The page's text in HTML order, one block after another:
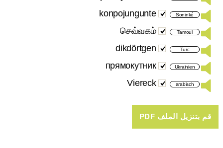
Soninké
konpojungunte
Tamoul
செவ்வகம்
Turc
dikdörtgen
Ukrainien
прямокутник
arabisch
Viereck